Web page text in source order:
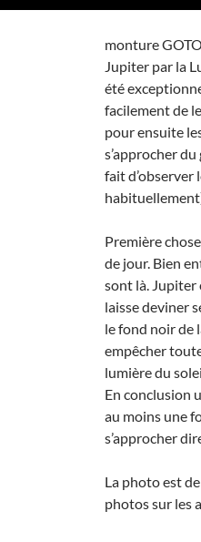
monture
Jupiter par la
été
facilement de
pour ensuite
s’approcher
fait d’observer
Première
de jour. Bien
sont là. Jupiter
laisse deviner
le fond noir de
empêcher
lumière du
En conclusion
au moins une
s’approcher
La photo est
photos sur les